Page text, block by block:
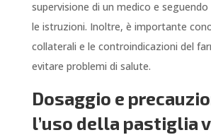
supervisione di un medico e
le istruzioni. Inoltre, è importante
collaterali e le controindicazioni del
evitare problemi di salute.
Dosaggio e
l’uso della pastiglia